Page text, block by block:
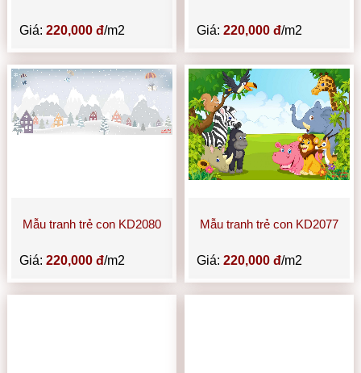
Giá:220,000 đ/m2 Giá: 220,000 đ/m2
Mẫu tranh trẻ con KD2080
Giá:220,000 đ/m2
Mẫu tranh trẻ con KD2077
Giá: 220,000 đ/m2